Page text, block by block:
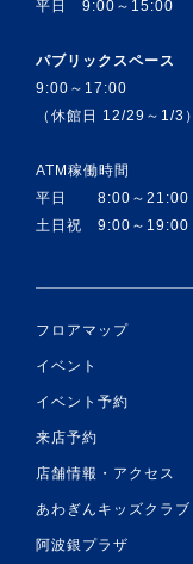
平日 9:00～15:00
パブリックスペース
9:00～17:00
（休館日 12/29～1/3）
ATM稼働時間
平日 8:00～21:00
土日祝 9:00～19:00
フロアマップ
イベント
イベント予約
来店予約
店舗情報・アクセス
あわぎんキッズクラブ
阿波銀プラザ